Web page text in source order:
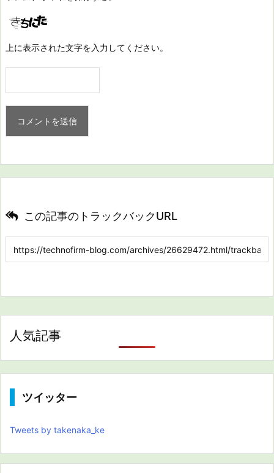
上に表示された文字を入力してください。
この記事のトラックバックURL
人気記事
ツイッター
Tweets by takenaka_ke